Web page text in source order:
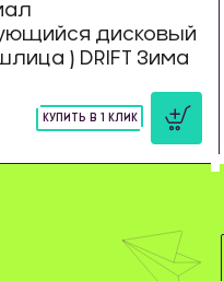
дисковый
) DRIFT Зима
КУПИТЬ В 1 КЛИК